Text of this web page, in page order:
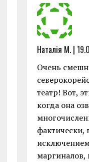
Наталія М. |
Очень
театр! Вот,
когда она
фактически,
маргиналов,